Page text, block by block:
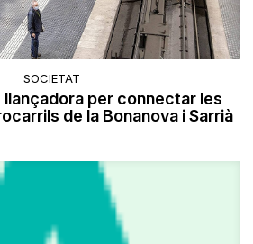
SOCIETAT
llançadora per connectar les
de la Bonanova i Sarrià